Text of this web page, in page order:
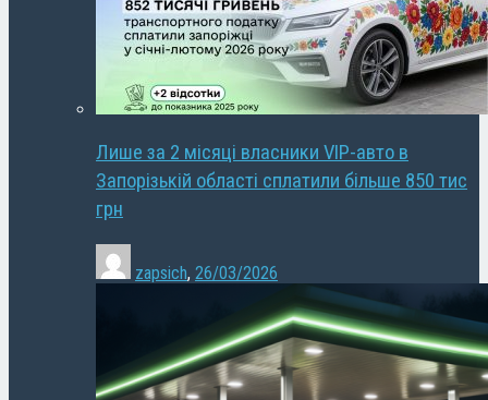
Лише за 2 місяці власники VIP-авто в
Запорізькій області сплатили більше 850 тис
грн
zapsich, 26/03/2026